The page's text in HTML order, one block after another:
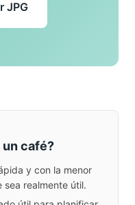
JPG
un café?
y con la menor
realmente útil.